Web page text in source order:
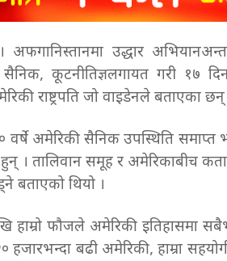
उद्धार
कूटनीतिज्ञलगायत गरी १७
राष्ट्रपति जो वाइडेनले बताएका छन्
अमेरिकी सैनिक उपस्थिति समाप्त
। तालिवान समूह र अमेरिकाबीच
बताएको थियो ।
फौजले अमेरिकी इतिहासमा
बढी अमेरिकी, हाम्रा